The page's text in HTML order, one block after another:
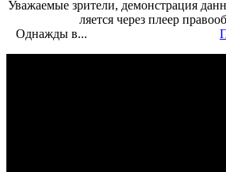
Ува­жае­мые зри­те­ли, де­мон­ст­ра­ция
ля­ет­ся че­рез пле­ер
Однажды в...